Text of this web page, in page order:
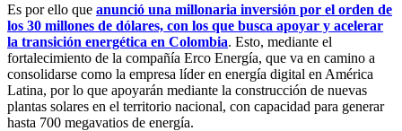
Es por ello que anunció una millonaria inversión por el orden de
los 30 millones de dólares, con los que busca apoyar y acelerar
la transición energética en Colombia. Esto, mediante el
fortalecimiento de la compañía Erco Energía, que va en camino a
consolidarse como la empresa líder en energía digital en América
Latina, por lo que apoyarán mediante la construcción de nuevas
plantas solares en el territorio nacional, con capacidad para generar
hasta 700 megavatios de energía.